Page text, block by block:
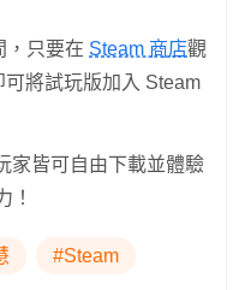
，只要在 Steam 商店觀
將試玩版加入 Steam
家皆可自由下載並體驗
！
#Steam